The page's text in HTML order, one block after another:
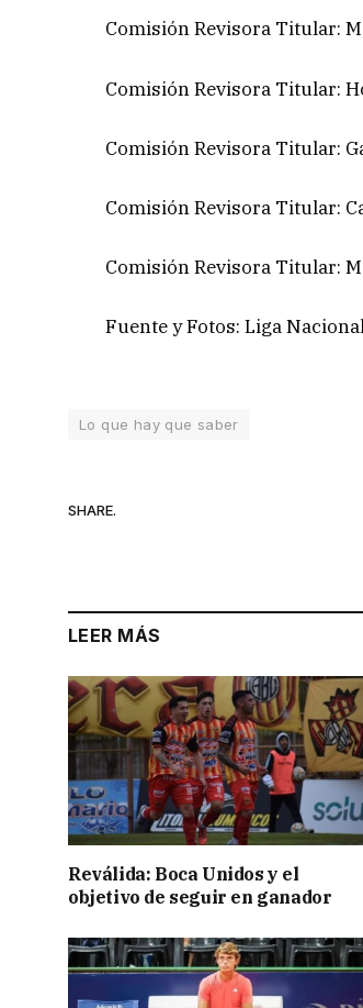
Comisión Revisora Titular:
Comisión Revisora Titular:
Comisión Revisora Titular:
Comisión Revisora Titular:
Comisión Revisora Titular:
Fuente y Fotos: Liga
Lo que hay que saber
SHARE.
LEER MÁS
Reválida: Boca Unidos y el
objetivo de seguir en ganador